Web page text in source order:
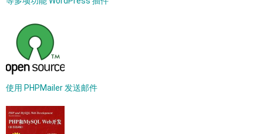
使用 PHPMailer 发送邮件